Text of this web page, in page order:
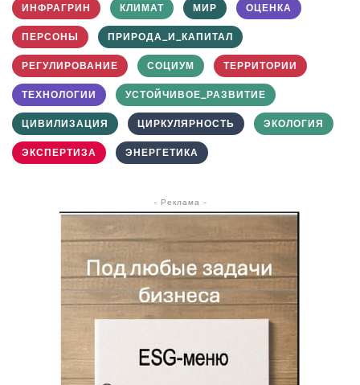
ИНФРАГРИН КЛИМАТ МИР ОЦЕНКА
ПЕРСОНЫ ПРИРОДА_И_КАПИТАЛ
РЕГУЛИРОВАНИЕ СОЦИУМ ТЕРРИТОРИИ
ТЕХНОЛОГИИ УСТОЙЧИВОЕ_РАЗВИТИЕ
ЦИВИЛИЗАЦИЯ ЦИРКУЛЯРНОСТЬ ЭКОЛОГИЯ
ЭКСПЕРТИЗА ЭНЕРГЕТИКА
- Реклама -